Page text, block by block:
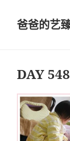
爸爸的艺
DAY 548